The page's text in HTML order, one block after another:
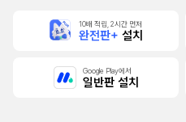
10배 적립, 2시간 먼저
완전판+ 설치
Google Play에서
일반판 설치